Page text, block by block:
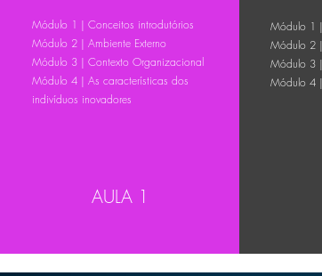
Módulo 1 | Conceitos introdutórios
Módulo 2 | Ambiente Externo
Módulo 3 | Contexto Organizacional
Módulo 4 | As características dos
indivíduos inovadores
AULA 1
Módulo 1
Módulo 2
Módulo 3
Módulo 4